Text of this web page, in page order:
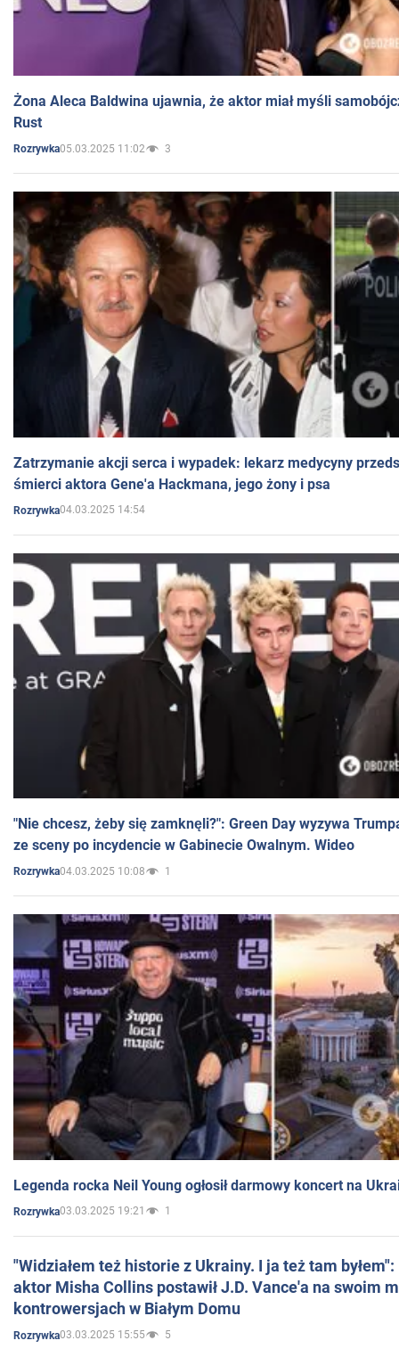
Żona Aleca Baldwina ujawnia, że aktor miał myśli
Rust
Rozrywka05.03.2025 11:02 3
Zatrzymanie akcji serca i wypadek: lekarz medycyny
śmierci aktora Gene'a Hackmana, jego żony i psa
Rozrywka04.03.2025 14:54
"Nie chcesz, żeby się zamknęli?": Green Day wyzywa
ze sceny po incydencie w Gabinecie Owalnym. Wideo
Rozrywka04.03.2025 10:08 1
Legenda rocka Neil Young ogłosił darmowy koncert na
Rozrywka03.03.2025 19:21 1
"Widziałem też historie z Ukrainy. I ja też tam
aktor Misha Collins postawił J.D. Vance'a na swoim
kontrowersjach w Białym Domu
Rozrywka03.03.2025 15:55 5